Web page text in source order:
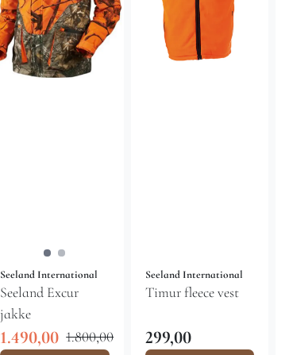
Seeland International
Seeland Excur
jakke
1.490,00 1.800,00
Seeland International
Timur fleece vest
299,00